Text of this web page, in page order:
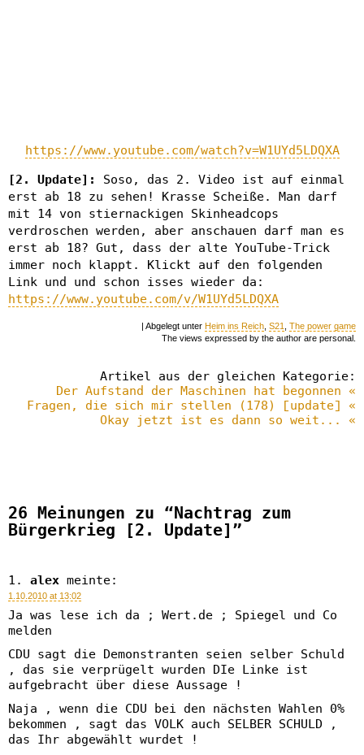
https://www.youtube.com/watch?v=W1UYd5LDQXA
[2. Update]:
Soso, das 2. Video ist auf einmal
erst ab 18 zu sehen! Krasse Scheiße. Man darf
mit 14 von stiernackigen Skinheadcops
verdroschen werden, aber anschauen darf man es
erst ab 18? Gut, dass der alte YouTube-Trick
immer noch klappt. Klickt auf den folgenden
Link und und schon isses wieder da:
https://www.youtube.com/v/W1UYd5LDQXA
| Abgelegt unter Heim ins Reich S21
The power game
The views expressed by the author are personal.
Artikel aus der gleichen Kategorie:
Der Aufstand der Maschinen hat begonnen «
Fragen, die sich mir stellen (178) [update] «
Okay jetzt ist es dann so weit... «
26 Meinungen zu “Nachtrag zum
Bürgerkrieg [2. Update]”
alex meinte:
1.10.2010 at 13:02
Ja was lese ich da ; Wert.de ; Spiegel und Co
melden
CDU sagt die Demonstranten seien selber Schuld
, das sie verprügelt wurden DIe Linke ist
aufgebracht über diese Aussage !
Naja , wenn die CDU bei den nächsten Wahlen 0%
bekommen , sagt das VOLK auch SELBER SCHULD ,
das Ihr abgewählt wurdet !